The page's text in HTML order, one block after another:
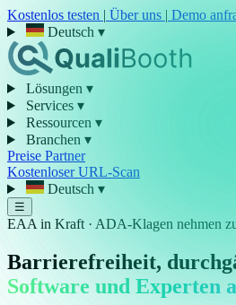
Kostenlos testen | Über uns | Demo
Deutsch ▾
Lösungen ▾
Services ▾
Ressourcen ▾
Branchen ▾
Preise Partner
Kostenloser URL-Scan
Deutsch ▾
☰
EAA in Kraft · ADA-Klagen nehmen
Barrierefreiheit,
Software und Experten